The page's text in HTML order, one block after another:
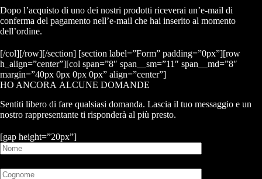
Dopo l’acquisto di uno dei nostri prodotti riceverai un’e-mail di
conferma del pagamento nell’e-mail che hai inserito al momento
dell’ordine.
[/col][/row][/section] [section label=”Form” padding=”0px”][row
h_align=”center”][col span=”8″ span__sm=”11″ span__md=”8″
margin=”40px 0px 0px 0px” align=”center”]
HO ANCORA ALCUNE DOMANDE
Sentiti libero di fare qualsiasi domanda. Lascia il tuo messaggio e un
nostro rappresentante ti risponderà al più presto.
[gap height=”20px”]